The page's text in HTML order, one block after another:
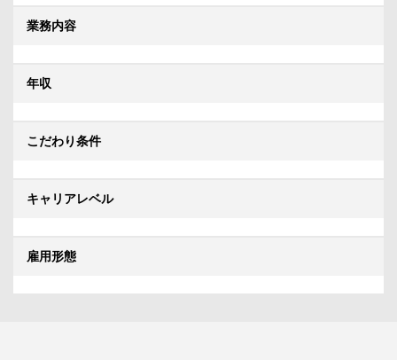
業務内容
年収
こだわり条件
キャリアレベル
雇用形態